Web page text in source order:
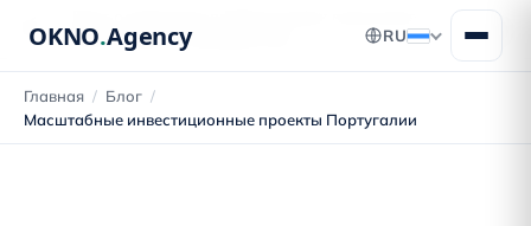
OKNO.Agency RU
Главная / Блог /
Масштабные инвестиционные проекты Португалии
ВНЖ, ПМЖ и гражданства